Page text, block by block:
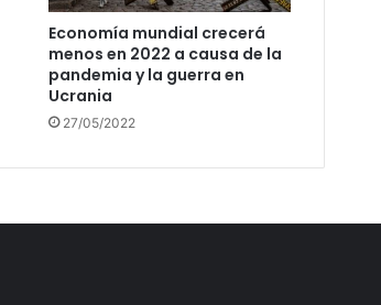
Economía mundial crecerá
menos en 2022 a causa de la
pandemia y la guerra en
Ucrania
27/05/2022